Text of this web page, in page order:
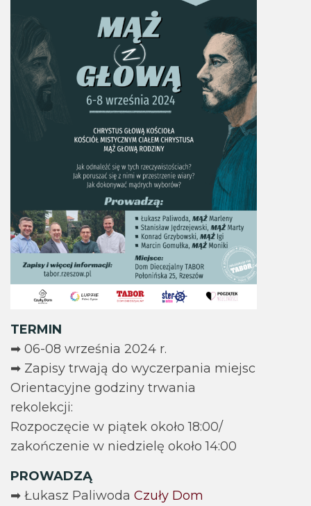
TERMIN
➡ 06-08 września 2024 r.
➡ Zapisy trwają do wyczerpania miejsc
Orientacyjne godziny trwania
rekolekcji:
Rozpoczęcie w piątek około 18:00/
zakończenie w niedzielę około 14:00
PROWADZĄ
➡ Łukasz Paliwoda Czuły Dom